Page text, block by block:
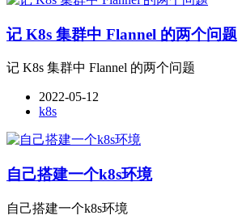
记 K8s 集群中 Flannel 的两个问题
记 K8s 集群中 Flannel 的两个问题
2022-05-12
k8s
自己搭建一个k8s环境
自己搭建一个k8s环境